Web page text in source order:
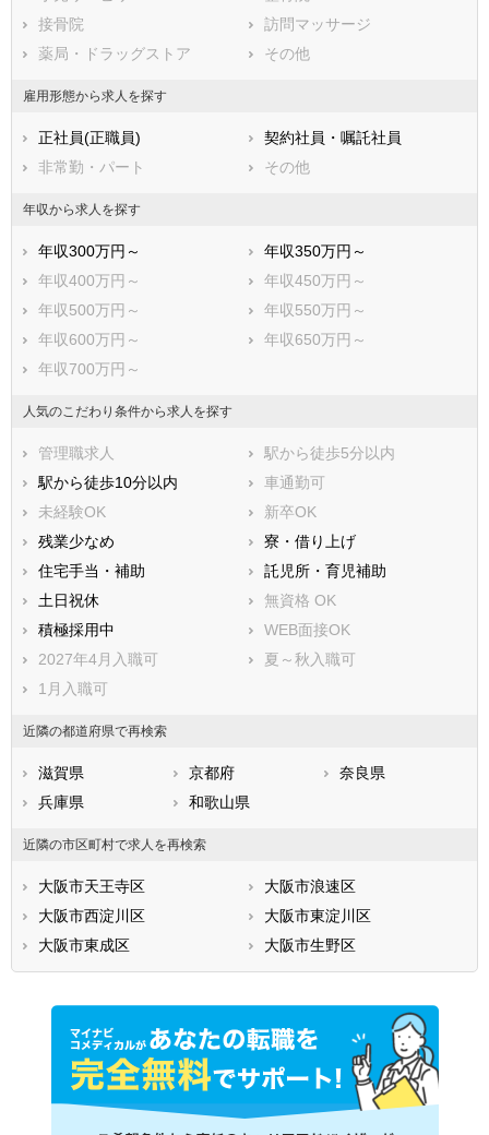
堺市堺区
堺市中区
堺市東区
堺市西区
堺市南区
市部
岸和田市
豊中市
池田市
貝塚市
守口市
枚方市
茨木市
八尾市
泉佐野市
富田林市
寝屋川市
河内長野市
大東市
南河内郡太子町
南河内郡千早赤阪村
接骨院
訪問マッサージ
薬局・ドラッグストア
その他
雇用形態から求人を探す
正社員(正職員)
契約社員・嘱託社員
非常勤・パート
その他
年収から求人を探す
年収300万円～
年収350万円～
年収400万円～
年収450万円～
年収500万円～
年収550万円～
年収600万円～
年収650万円～
年収700万円～
人気のこだわり条件から求人を探す
管理職求人
駅から徒歩5分以内
駅から徒歩10分以内
車通勤可
未経験OK
新卒OK
残業少なめ
寮・借り上げ
住宅手当・補助
託児所・育児補助
土日祝休
無資格 OK
積極採用中
WEB面接OK
2027年4月入職可
夏～秋入職可
1月入職可
近隣の都道府県で再検索
滋賀県 京都府
奈良県
兵庫県
和歌山県
近隣の市区町村で求人を再検索
大阪市天王寺区
大阪市浪速区
大阪市西淀川区
大阪市東淀川区
大阪市東成区
大阪市生野区